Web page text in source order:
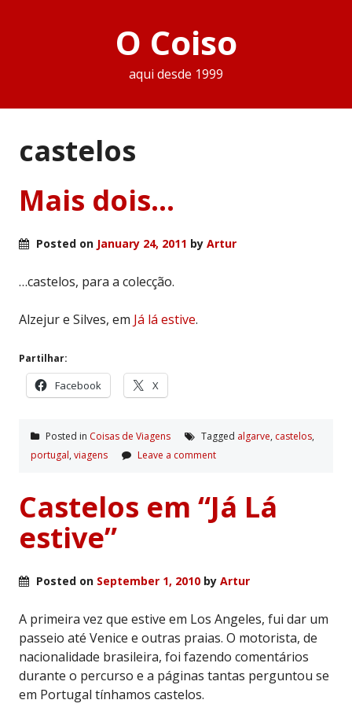
O Coiso
aqui desde 1999
castelos
Mais dois…
Posted on January 24, 2011 by Artur
…castelos, para a colecção.
Alzejur e Silves, em Já lá estive.
Partilhar:
Facebook X
Posted in Coisas de Viagens Tagged algarve, castelos,
portugal, viagens Leave a comment
Castelos em “Já Lá
estive”
Posted on September 1, 2010 by Artur
A primeira vez que estive em Los Angeles, fui dar um
passeio até Venice e outras praias. O motorista, de
nacionalidade brasileira, foi fazendo comentários
durante o percurso e a páginas tantas perguntou se
em Portugal tínhamos castelos.